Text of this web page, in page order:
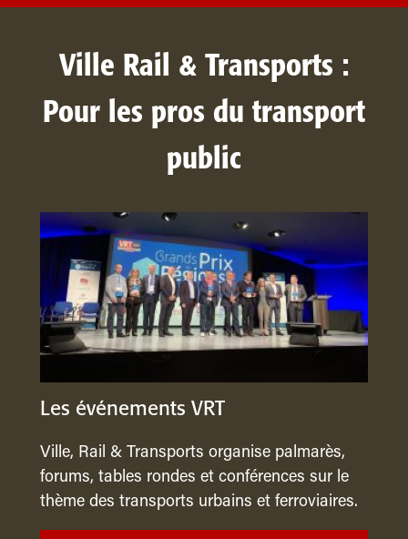
Ville Rail & Transports :
Pour les pros du transport
public
Les événements VRT
Ville, Rail & Transports organise palmarès,
forums, tables rondes et conférences sur le
thème des transports urbains et ferroviaires.